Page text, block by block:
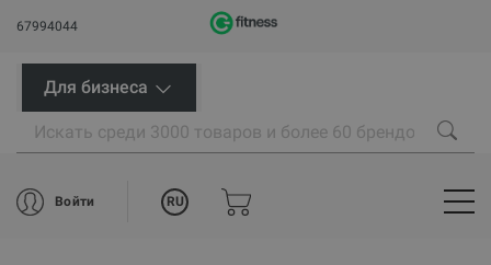
67994044
Для бизнеса
Войти RU